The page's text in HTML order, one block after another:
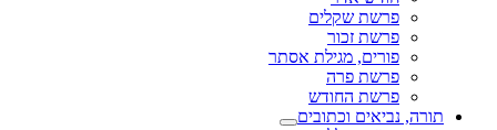
פרשת שקלים
פרשת זכור
פורים, מגילת אסתר
פרשת פרה
פרשת החודש
תורה, נביאים וכתובים